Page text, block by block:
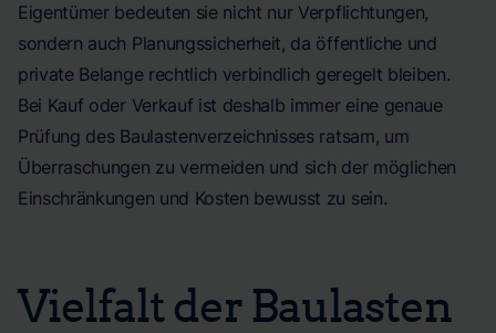
Eigentümer bedeuten sie nicht nur Verpflichtungen,
sondern auch Planungssicherheit, da öffentliche und
private Belange rechtlich verbindlich geregelt bleiben.
Bei Kauf oder Verkauf ist deshalb immer eine genaue
Prüfung des Baulastenverzeichnisses ratsam, um
Überraschungen zu vermeiden und sich der möglichen
Einschränkungen und Kosten bewusst zu sein.
Vielfalt der Baulasten